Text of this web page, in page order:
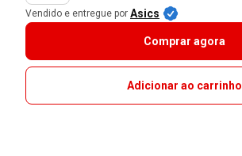
Vendido e entregue por Asics
Comprar agora
Adicionar ao carrinho